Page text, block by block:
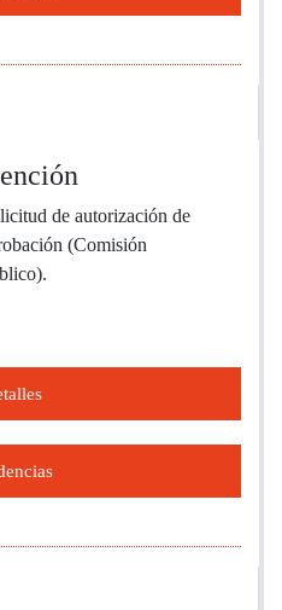
de autorización de
(Comisión